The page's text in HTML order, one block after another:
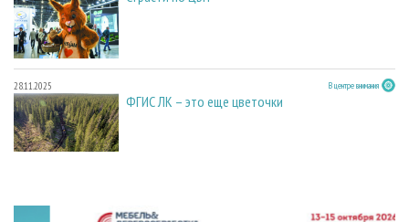
28.11.2025 В центре внимания
ФГИС ЛК – это еще цветочки